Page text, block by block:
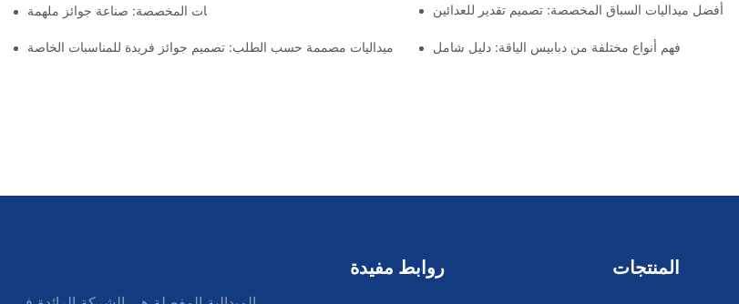
فن صنع الميداليات المخصصة: صناعة جوائز ملهمة أفضل ميداليات السباق المخصصة: تصميم تقدير للعدائين
ميداليات مصممة حسب الطلب: تصميم جوائز فريدة للمناسبات الخاصة فهم أنواع مختلفة من دبابيس الياقة: دليل شامل
روابط مفيدة المنتجات